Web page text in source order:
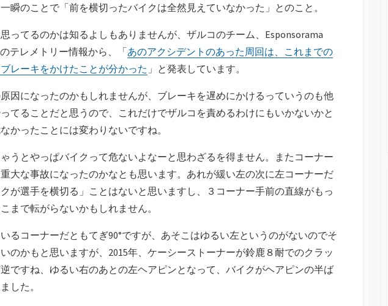
瞬のことで「前を横切ったバイクは全然見えていなかった」とのこと。
ってるのかは知るよしもありませんが、ザルコのチーム、Esponsorama
テレメトリー情報から、「あのアクシデントのあった周回は、これまでの
レーキをかけたことが分かった 」と発表しています。
因になったのかもしれませんが、ブレーキを遅めにかけるっていうのも他
てることだと思うので、これだけでザルコを責めるわけにもいかないかと
かったことには変わりないですね。
うとやっぱバイクって危ないよなーと思わざるを得ません。またコーナー
大な事故になったのかなとも思います。あれが緩い左の次に左コーナーだ
が選手を横切る」ことはないと思いますし、３コーナー手前の直線がもっ
まで転がらないかもしれません。
るコーナーだともてぎ90°ですが、あそこはゆるい左というのがないのでそ
のかもと思いますが、2015年、ケーシーストーナーが鈴鹿８耐でのクラッ
ですね、ゆるい右のあとの左ヘアピンとなって、バイクがヘアピンの半ば
した。